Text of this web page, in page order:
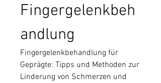
Fingergelenkbeh
andlung
Fingergelenkbehandlung für
Geprägte: Tipps und Methoden zur
Linderung von Schmerzen und